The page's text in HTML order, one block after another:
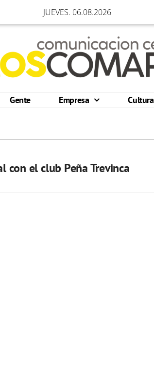
JUEVES. 06.08.2026
Gente Empresa Cultura
con el club Peña Trevinca